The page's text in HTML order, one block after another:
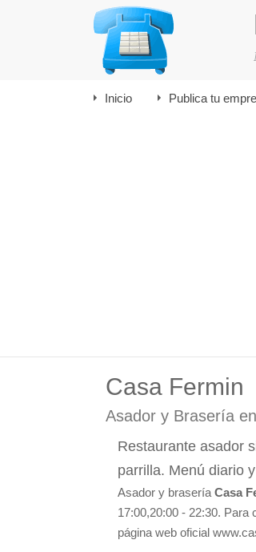
Inicio Publica tu
Casa Fermin
Asador y Brasería
Restaurante asador
parrilla. Menú diario
Asador y brasería Casa
17:00,20:00 - 22:30.
página web oficial